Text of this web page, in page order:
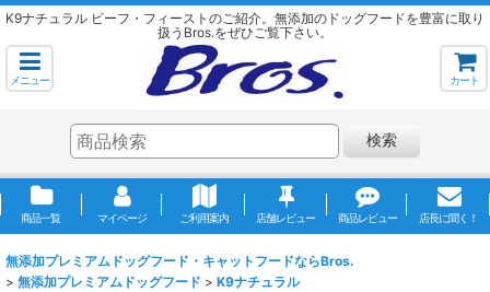
K9ナチュラル ビーフ・フィーストのご紹介。無添加のドッグフードを豊富に取り
扱うBros.をぜひご覧下さい。
メニュー カート
検索
商品一覧 マイページ ご利用案内 店舗レビュー 商品レビュー 店長に聞く！
無添加プレミアムドッグフード・キャットフードならBros.
> 無添加プレミアムドッグフード > K9ナチュラル